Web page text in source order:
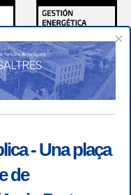
×
- Una plaça
de